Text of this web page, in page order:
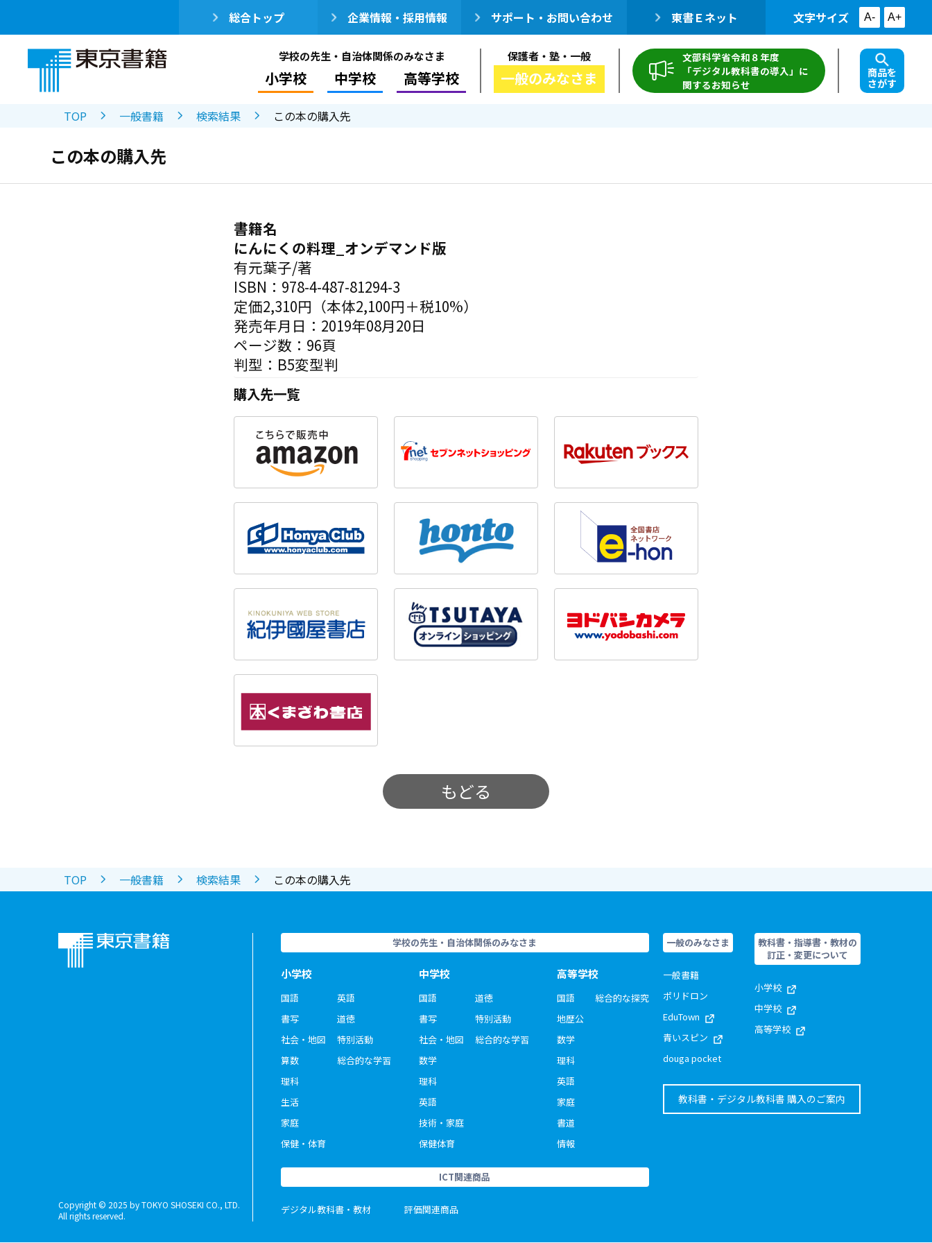
総合トップ 企業情報・採用情報 サポート・お問い合わせ 東書Ｅネット 文字サイズ A- A+
学校の先生・自治体関係のみなさま
小学校 中学校 高等学校
保護者・塾・一般
一般のみなさま
文部科学省令和８年度
「デジタル教科書の導入」に
関するお知らせ
商品を
さがす
TOP 一般書籍 検索結果 この本の購入先
この本の購入先
書籍名
にんにくの料理_オンデマンド版
有元葉子/著
ISBN：978-4-487-81294-3
定価2,310円（本体2,100円＋税10%）
発売年月日：2019年08月20日
ページ数：96頁
判型：B5変型判
購入先一覧
もどる
TOP 一般書籍 検索結果 この本の購入先
Copyright © 2025 by TOKYO SHOSEKI CO., LTD.
All rights reserved.
学校の先生・自治体関係のみなさま
小学校
国語
書写
社会・地図
算数
理科
生活
家庭
保健・体育
英語
道徳
特別活動
総合的な学習
中学校
国語
書写
社会・地図
数学
理科
英語
技術・家庭
保健体育
道徳
特別活動
総合的な学習
高等学校
国語
地歴公
数学
理科
英語
家庭
書道
情報
総合的な探究
ICT関連商品
デジタル教科書・教材 評価関連商品
一般のみなさま
一般書籍
ポリドロン
EduTown
青いスピン
douga pocket
教科書・指導書・教材の
訂正・変更について
小学校
中学校
高等学校
教科書・デジタル教科書 購入のご案内